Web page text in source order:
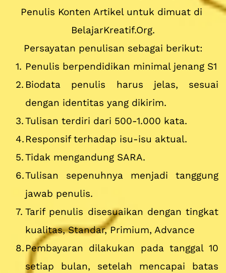
Penulis Konten Artikel untuk dimuat di
BelajarKreatif.Org.
Persayatan penulisan sebagai berikut:
Penulis berpendidikan minimal jenang S1
Biodata penulis harus jelas, sesuai
dengan identitas yang dikirim.
Tulisan terdiri dari 500-1.000 kata.
Responsif terhadap isu-isu aktual.
Tidak mengandung SARA.
Tulisan sepenuhnya menjadi tanggung
jawab penulis.
Tarif penulis disesuaikan dengan tingkat
kualitas, Standar, Primium, Advance
Pembayaran dilakukan pada tanggal 10
setiap bulan, setelah mencapai batas